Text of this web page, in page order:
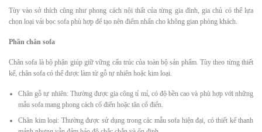
Tùy vào sở thích cũng như phong cách nội thất của từng gia đình, gia chủ có thể lựa
chọn loại vải bọc sofa phù hợp để tạo nên điểm nhấn cho không gian phòng khách.
Phần chân sofa
Chân sofa là bộ phận giúp giữ vững cấu trúc của toàn bộ sản phẩm. Tùy theo từng thiết
kế, chân sofa có thể được làm từ gỗ tự nhiên hoặc kim loại.
Chân gỗ tự nhiên: Thường được gia công tỉ mỉ, có độ bền cao và phù hợp với những
mẫu sofa mang phong cách cổ điển hoặc tân cổ điển.
Chân kim loại: Thường được sử dụng trong các mẫu sofa hiện đại, có thiết kế thanh